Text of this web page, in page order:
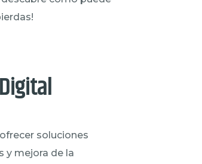
soluciones
y mejora de la